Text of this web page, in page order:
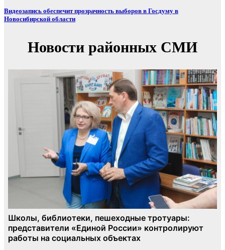
Видеозапись обеспечит прозрачность выборов в Госдуму в
Новосибирской области